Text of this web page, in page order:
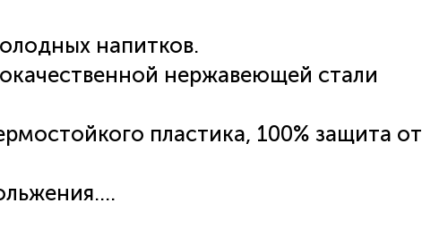
напитков.
нержавеющей стали
пластика, 100% защита от